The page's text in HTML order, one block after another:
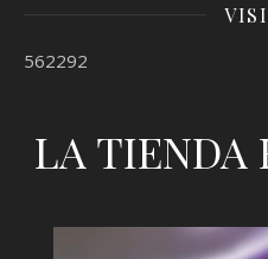
562292
LA TIENDA